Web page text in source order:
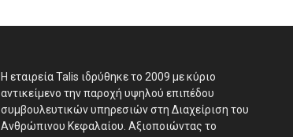
H εταιρεία Talis ιδρύθηκε το 2009 με κύριο
αντικείμενο την παροχή υψηλού επιπέδου
συμβουλευτικών υπηρεσιών στη Διαχείριση του
Ανθρώπινου Κεφαλαίου. Αξιοποιώντας το